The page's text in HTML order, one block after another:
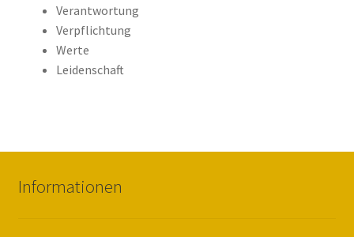
Partner
Über uns
Verantwortung
Verpflichtung
Werte
Leidenschaft
Informationen